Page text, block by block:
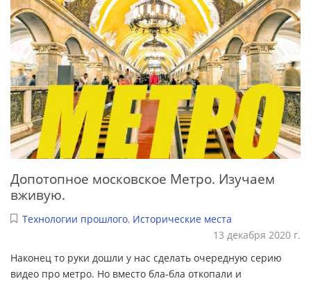
Допотопное московское Метро. Изучаем
вживую.
Технологии прошлого, Исторические места
13 декабря 2020 г.
Наконец то руки дошли у нас сделать очередную серию
видео про метро. Но вместо бла-бла откопали и